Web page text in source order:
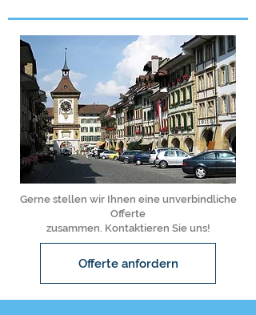
Gerne stellen wir Ihnen eine unverbindliche
Offerte
zusammen. Kontaktieren Sie uns!
Offerte anfordern